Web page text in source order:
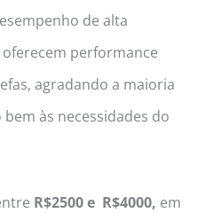
de alta
performance
agradando a maioria
às necessidades do
R$2500 e R$4000, em